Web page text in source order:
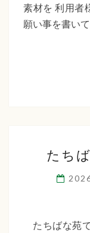
素材を 利用者
願い事を書い
たち
たちばな苑